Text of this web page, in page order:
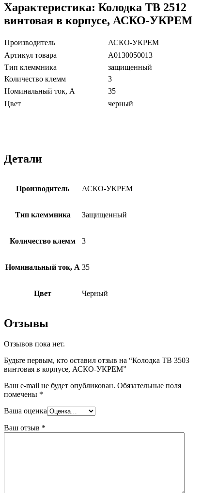
Характеристика: Колодка TB 2512
винтовая в корпусе, АСКО-УКРЕМ
Производитель
АСКО-УКРЕМ
Артикул товара
A0130050013
Тип клеммника
защищенный
Количество клемм
3
Номинальный ток, А
35
Цвет
черный
Детали
Производитель АСКО-УКРЕМ
Тип клеммника Защищенный
Количество клемм 3
Номинальный ток, А 35
Цвет Черный
Отзывы
Отзывов пока нет.
Будьте первым, кто оставил отзыв на “Колодка TB 3503
винтовая в корпусе, АСКО-УКРЕМ”
Ваш e-mail не будет опубликован. Обязательные поля
помечены *
Ваша оценка
Ваш отзыв *